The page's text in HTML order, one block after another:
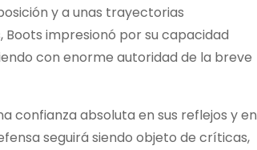
y a unas trayectorias
impresionó por su capacidad
con enorme autoridad de la breve
confianza absoluta en sus reflejos y en
seguirá siendo objeto de críticas,